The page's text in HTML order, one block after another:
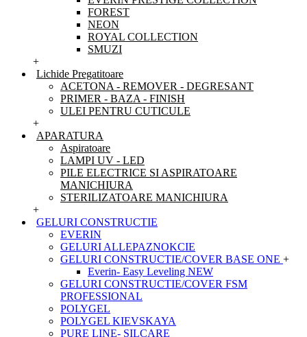
FOREST
NEON
ROYAL COLLECTION
SMUZI
+
Lichide Pregatitoare
ACETONA - REMOVER - DEGRESANT
PRIMER - BAZA - FINISH
ULEI PENTRU CUTICULE
+
APARATURA
Aspiratoare
LAMPI UV - LED
PILE ELECTRICE SI ASPIRATOARE
MANICHIURA
STERILIZATOARE MANICHIURA
+
GELURI CONSTRUCTIE
EVERIN
GELURI ALLEPAZNOKCIE
GELURI CONSTRUCTIE/COVER BASE ONE +
Everin- Easy Leveling NEW
GELURI CONSTRUCTIE/COVER FSM
PROFESSIONAL
POLYGEL
POLYGEL KIEVSKAYA
PURE LINE- SILCARE